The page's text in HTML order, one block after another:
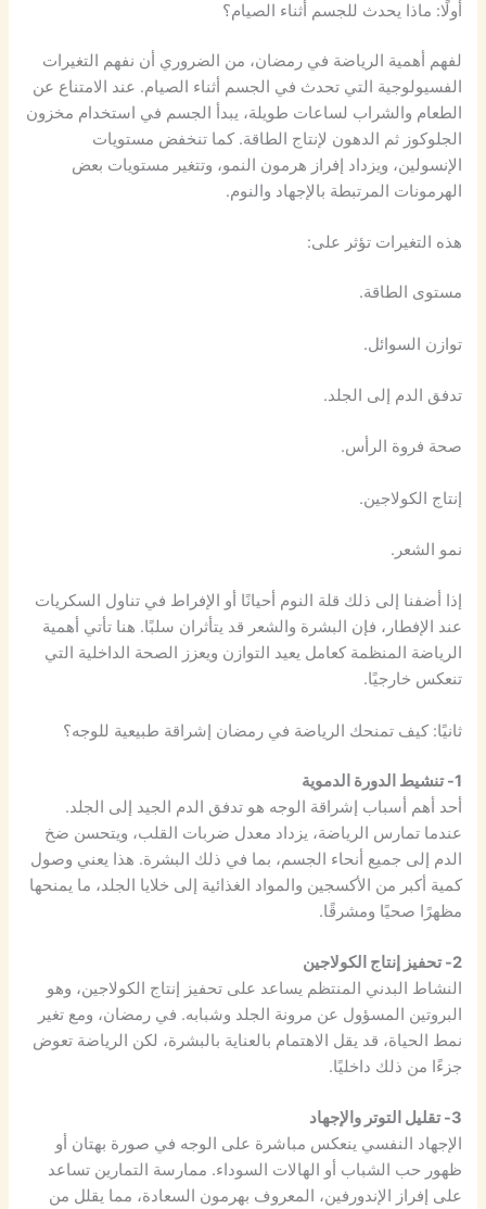
أولًا: ماذا يحدث للجسم أثناء الصيام؟
لفهم أهمية الرياضة في رمضان، من الضروري أن نفهم التغيرات
الفسيولوجية التي تحدث في الجسم أثناء الصيام. عند الامتناع عن
الطعام والشراب لساعات طويلة، يبدأ الجسم في استخدام مخزون
الجلوكوز ثم الدهون لإنتاج الطاقة. كما تنخفض مستويات
الإنسولين، ويزداد إفراز هرمون النمو، وتتغير مستويات بعض
الهرمونات المرتبطة بالإجهاد والنوم.
هذه التغيرات تؤثر على:
مستوى الطاقة.
توازن السوائل.
تدفق الدم إلى الجلد.
صحة فروة الرأس.
إنتاج الكولاجين.
نمو الشعر.
إذا أضفنا إلى ذلك قلة النوم أحيانًا أو الإفراط في تناول السكريات
عند الإفطار، فإن البشرة والشعر قد يتأثران سلبًا. هنا تأتي أهمية
الرياضة المنظمة كعامل يعيد التوازن ويعزز الصحة الداخلية التي
تنعكس خارجيًا.
ثانيًا: كيف تمنحك الرياضة في رمضان إشراقة طبيعية للوجه؟
1- تنشيط الدورة الدموية
أحد أهم أسباب إشراقة الوجه هو تدفق الدم الجيد إلى الجلد.
عندما تمارس الرياضة، يزداد معدل ضربات القلب، ويتحسن ضخ
الدم إلى جميع أنحاء الجسم، بما في ذلك البشرة. هذا يعني وصول
كمية أكبر من الأكسجين والمواد الغذائية إلى خلايا الجلد، ما يمنحها
مظهرًا صحيًا ومشرقًا.
2- تحفيز إنتاج الكولاجين
النشاط البدني المنتظم يساعد على تحفيز إنتاج الكولاجين، وهو
البروتين المسؤول عن مرونة الجلد وشبابه. في رمضان، ومع تغير
نمط الحياة، قد يقل الاهتمام بالعناية بالبشرة، لكن الرياضة تعوض
جزءًا من ذلك داخليًا.
3- تقليل التوتر والإجهاد
الإجهاد النفسي ينعكس مباشرة على الوجه في صورة بهتان أو
ظهور حب الشباب أو الهالات السوداء. ممارسة التمارين تساعد
على إفراز الإندورفين، المعروف بهرمون السعادة، مما يقلل من